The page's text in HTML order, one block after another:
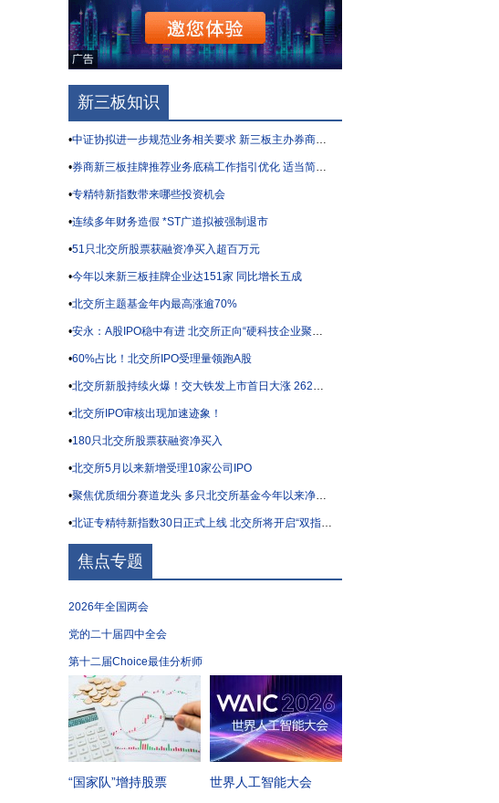
新三板知识
•中证协拟进一步规范业务相关要求 新三板主办券商执业质量有望“再升级”
•券商新三板挂牌推荐业务底稿工作指引优化 适当简化部分要求
•专精特新指数带来哪些投资机会
•连续多年财务造假 *ST广道拟被强制退市
•51只北交所股票获融资净买入超百万元
•今年以来新三板挂牌企业达151家 同比增长五成
•北交所主题基金年内最高涨逾70%
•安永：A股IPO稳中有进 北交所正向“硬科技企业聚集地”加速转型
•60%占比！北交所IPO受理量领跑A股
•北交所新股持续火爆！交大铁发上市首日大涨 262%！
•北交所IPO审核出现加速迹象！
•180只北交所股票获融资净买入
•北交所5月以来新增受理10家公司IPO
•聚焦优质细分赛道龙头 多只北交所基金今年以来净值涨逾40%
•北证专精特新指数30日正式上线 北交所将开启“双指数”时代
焦点专题
2026年全国两会
党的二十届四中全会
第十二届Choice最佳分析师
“国家队”增持股票 世界人工智能大会